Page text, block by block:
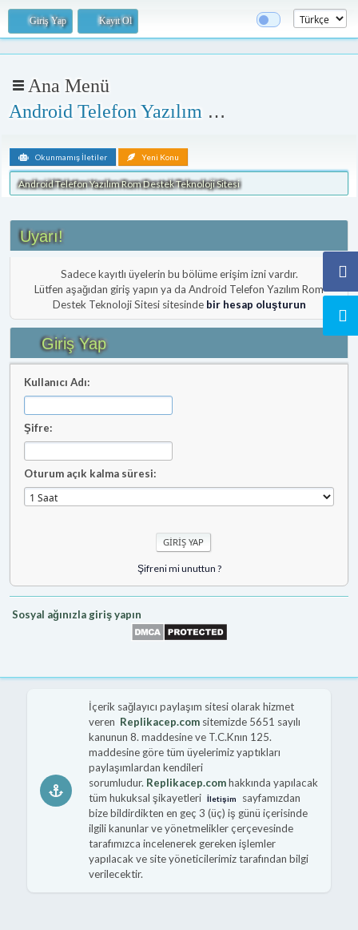
Giriş Yap Kayıt Ol
Ana Menü
Android Telefon Yazılım Rom Destek Teknoloji Sitesi
Okunmamış İletiler Yeni Konu
Android Telefon Yazılım Rom Destek Teknoloji Sitesi
Uyarı!
Sadece kayıtlı üyelerin bu bölüme erişim izni vardır.
Lütfen aşağıdan giriş yapın ya da Android Telefon Yazılım Rom
Destek Teknoloji Sitesi sitesinde bir hesap oluşturun
Giriş Yap
Kullanıcı Adı:
Şifre:
Oturum açık kalma süresi:
Şifreni mi unuttun ?
Sosyal ağınızla giriş yapın
İçerik sağlayıcı paylaşım sitesi olarak hizmet
veren Replikacep.comsitemizde 5651 sayılı
kanunun 8. maddesine ve T.C.Knın 125.
maddesine göre tüm üyelerimiz yaptıkları
paylaşımlardan kendileri
sorumludur. Replikacep.comhakkında yapılacak
tüm hukuksal şikayetleri İletişim
sayfamızdan
bize bildirdikten en geç 3 (üç) iş günü içerisinde
ilgili kanunlar ve yönetmelikler çerçevesinde
tarafımızca incelenerek gereken işlemler
yapılacak ve site yöneticilerimiz tarafından bilgi
verilecektir.